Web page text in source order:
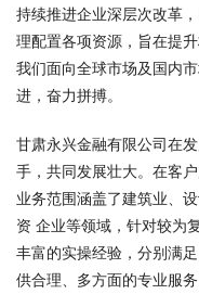
持续推进企业深层次改革
理配置各项资源，旨在提
我们面向全球市场及国内
进，奋力拼搏。
甘肃永兴金融有限公司在
手，共同发展壮大。在客
业务范围涵盖了建筑业、
资 企业等领域，针对较为
丰富的实操经验，分别满
供合理、多方面的专业服务